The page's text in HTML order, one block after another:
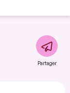
Partager